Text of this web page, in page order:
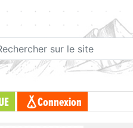
Connexion